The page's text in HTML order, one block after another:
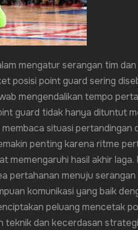
mengatur serangan tim
posisi point guard sering
mengendalikan tempo
guard tidak hanya dituntut
situasi
penting karena ritme
memengaruhi hasil akhir
pertahanan menuju
komunikasi yang baik
peluang mencetak
teknik dan kecerdasan